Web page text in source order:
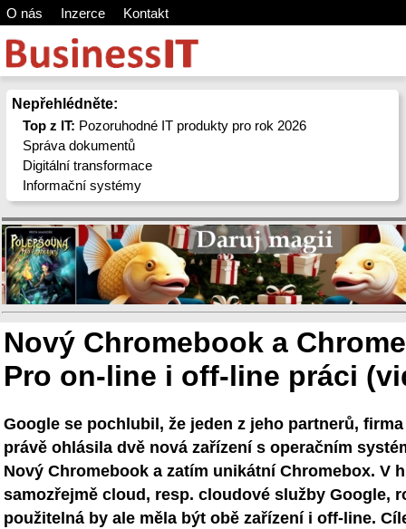
O nás Inzerce Kontakt
Nepřehlédněte:
Top z IT: Pozoruhodné IT produkty pro rok 2026
Správa dokumentů
Digitální transformace
Informační systémy
Nový Chromebook a
Pro on-line i off-line práci
Google se pochlubil, že jeden z jeho partnerů,
právě ohlásila dvě nová zařízení s operačním
Nový Chromebook a zatím unikátní Chromebox. V
samozřejmě cloud, resp. cloudové služby Google,
použitelná by ale měla být obě zařízení i off-line.